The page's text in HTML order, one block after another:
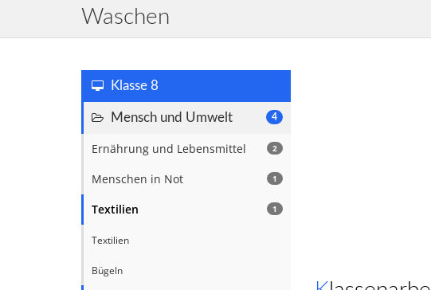
Waschen
Klasse 8
4
Mensch und Umwelt
2
Ernährung und Lebensmittel
1
Menschen in Not
1
Textilien
Textilien
Bügeln